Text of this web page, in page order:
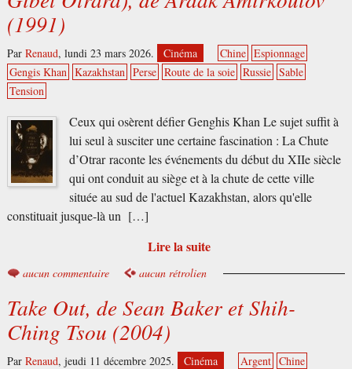
(1991)
Par Renaud, lundi 23 mars 2026. Cinéma Chine Espionnage
Gengis Khan Kazakhstan Perse Route de la soie Russie Sable
Tension
Ceux qui osèrent défier Genghis Khan Le sujet suffit à
lui seul à susciter une certaine fascination : La Chute
d’Otrar raconte les événements du début du XIIe siècle
qui ont conduit au siège et à la chute de cette ville
située au sud de l'actuel Kazakhstan, alors qu'elle
constituait jusque-là un […]
Lire la suite
aucun commentaire aucun rétrolien
Take Out, de Sean Baker et Shih-
Ching Tsou (2004)
Par Renaud, jeudi 11 décembre 2025. Cinéma Argent Chine